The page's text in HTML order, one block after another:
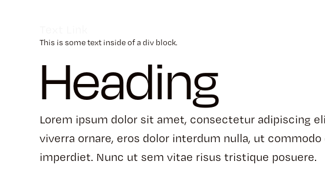
This is some text inside of a div block.
Heading
Lorem ipsum dolor sit amet, consectetur adipiscing
viverra ornare, eros dolor interdum nulla, ut
imperdiet. Nunc ut sem vitae risus tristique posuere.